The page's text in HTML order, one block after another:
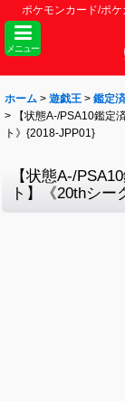
ポケモンカード/ポ
メニュー
ホーム > 遊戯王 > 鑑定済
>
【状態A-/PSA10鑑定
ト》{2018-JPP01}
【状態A-/
ト】《20thシ